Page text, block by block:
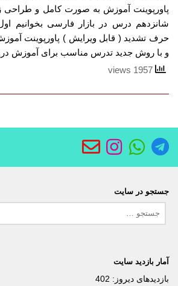
پاورپوینت آموزش به صورت کامل و طراحی
شانزدهم درس در بازار فارسی بخوانیم
حرف تشدید ( قابل ویرایش ) پاورپوینت
و با روش جدید تدرس مناسب برای آموزش
جستجو در سایت
آمار بازدید سایت
بازدیدهای دیروز: 402